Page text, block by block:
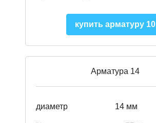
купить арматуру 10
Арматура 14
диаметр 14 мм